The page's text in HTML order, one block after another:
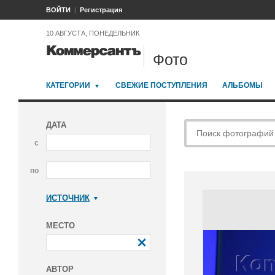
ВОЙТИ Регистрация
10 АВГУСТА, ПОНЕДЕЛЬНИК
Фото
КАТЕГОРИИ СВЕЖИЕ ПОСТУПЛЕНИЯ АЛЬБОМЫ
ДАТА
с
по
ИСТОЧНИК
МЕСТО
АВТОР